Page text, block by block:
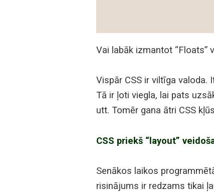
Vai labāk izmantot “Floats”
Vispār CSS ir viltīga valoda.
Tā ir ļoti viegla, lai pats
utt. Tomēr gana ātri CSS
CSS priekš “layout”
Senākos laikos
risinājums ir redzams tikai